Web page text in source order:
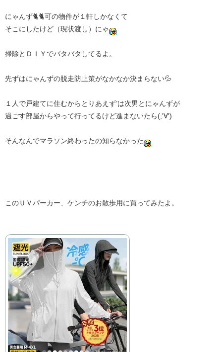
にゃんず🐈🐈可の物件が１軒しかなくて
そこにしたけど（現状渡し）にゃ
掃除とＤＩＹでバタバタしてるよ。
先ずはにゃんずの脱走防止策がなかなか決まらない💦
１人で戸建てに住むからとりあえず’は次男とにゃんずが
過ごす部屋からやって行ってるけど進まないたら(;'∀')
そんなんでマラソン終わったの知らなかった
このＵＶパーカー、ケンチのお散歩用に買ってみたよ。